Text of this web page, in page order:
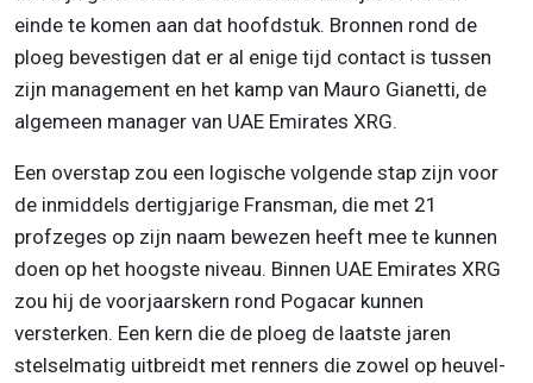
einde te komen aan dat hoofdstuk. Bronnen rond de
ploeg bevestigen dat er al enige tijd contact is tussen
zijn management en het kamp van Mauro Gianetti, de
algemeen manager van UAE Emirates XRG.
Een overstap zou een logische volgende stap zijn voor
de inmiddels dertigjarige Fransman, die met 21
profzeges op zijn naam bewezen heeft mee te kunnen
doen op het hoogste niveau. Binnen UAE Emirates XRG
zou hij de voorjaarskern rond Pogacar kunnen
versterken. Een kern die de ploeg de laatste jaren
stelselmatig uitbreidt met renners die zowel op heuvel-